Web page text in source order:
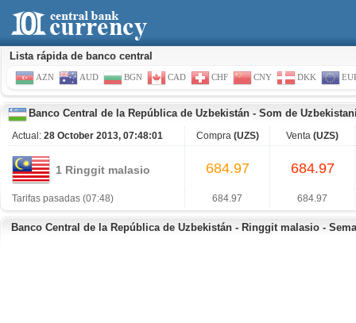
Lista rápida de banco central
AZN AUD BGN CAD CHF CNY DKK
Banco Central de la República de Uzbekistán - Som de
Actual: 28 October 2013, 07:48:01 Compra (UZS) Venta (UZS)
1 Ringgit malasio 684.97 684.97
Tarifas pasadas (07:48) 684.97 684.97
Banco Central de la República de Uzbekistán - Ringgit malasio -